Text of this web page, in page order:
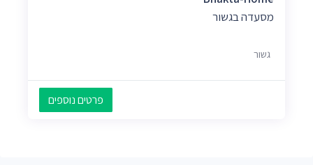
מסעדה בגשור
גשור
פרטים נוספים